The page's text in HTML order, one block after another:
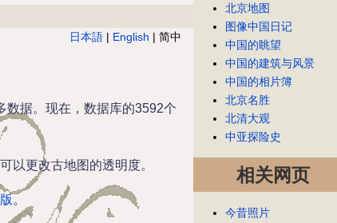
日本語 English | 简中
数据。现在，数据库的3592个
以更改古地图的透明度。
。
北京地图
图像中国日记
中国的眺望
中国的建筑与风景
中国的相片簿
北京名胜
北清大观
中亚探险史
相关网页
今昔照片